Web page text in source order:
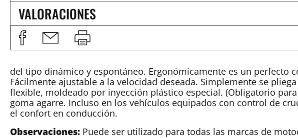
VALORACIONES
del tipo dinámico y espontáneo. Ergonómicamente es un perfecto
Fácilmente ajustable a la velocidad deseada. Simplemente se
flexible, moldeado por inyección plástico especial. (Obligatorio
goma agarre. Incluso en los vehículos equipados con control de
el confort en conducción.
Observaciones: Puede ser utilizado para todas las marcas de